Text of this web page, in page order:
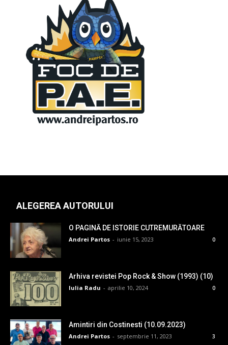
ALEGEREA AUTORULUI
O PAGINĂ DE ISTORIE CUTREMURĂTOARE
Andrei Partos - iunie 15, 2023 0
Arhiva revistei Pop Rock & Show (1993) (10)
Iulia Radu - aprilie 10, 2024 0
Amintiri din Costinesti (10.09.2023)
Andrei Partos - septembrie 11, 2023 3